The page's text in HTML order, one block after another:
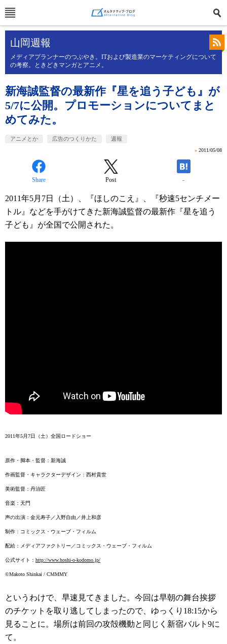
山岡週報
メディアプランナーのつぶやき。ITおよび製造業のマーケティングについて
の考察。ときどきマンガとアニメ。
新海誠監督の最新作『星を追う子ども』が
5/7に公開。プロモーションについてまと
めてみた。
アニメとか 広告のつくりかた 週報
» 2011/05/08
Share Post -
2011年5月7日（土）、『ほしのこえ』、『秒速5センチメー
トル』などを手がけてきた新海誠監督の最新作『星を追う
子ども』が全国で公開された。
2011年5月7日（土）全国ロードショー
原作・脚本・監督：新海誠
作画監督・キャラクターデザイン：西村貴世
美術監督：丹治匠
音楽：天門
声の出演：金元寿子／入野自由／井上和彦
制作：コミックス・ウェーブ・フィルム
配給：メディアファクトリー／コミックス・ウェーブ・フィルム
公式サイト： http://www.hoshi-o-kodomo.jp/
©Makoto Shinkai / CMMMY
というわけで、早速見てきました。今回は早朝の舞台挨拶
のチケットを取り逃してしまったので、ゆっくり18:15から
見ることに。場所は前回の攻殻機動と同じく新宿バルト9に
て。